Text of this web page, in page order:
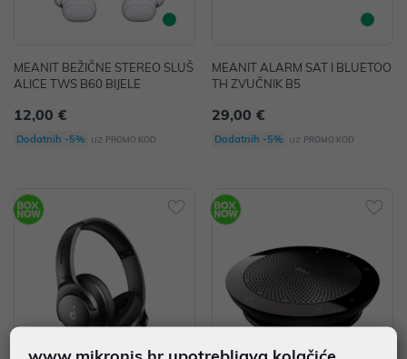
MEANIT BEŽIČNE STEREO SLUŠ
ALICE TWS B60 BIJELE
12,00 €
Dodatnih -5% uz PROMO KOD
MEANIT ALARM SAT I BLUETOO
TH ZVUČNIK B5
29,00 €
Dodatnih -5% uz PROMO KOD